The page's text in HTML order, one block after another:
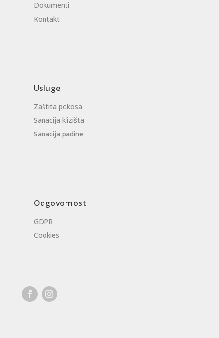
Dokumenti
Kontakt
Usluge
Zaštita pokosa
Sanacija klizišta
Sanacija padine
Odgovornost
GDPR
Cookies